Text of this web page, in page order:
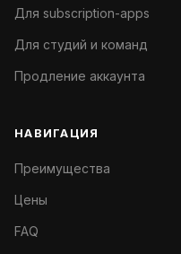
Для subscription-apps
Для студий и команд
Продление аккаунта
НАВИГАЦИЯ
Преимущества
Цены
FAQ